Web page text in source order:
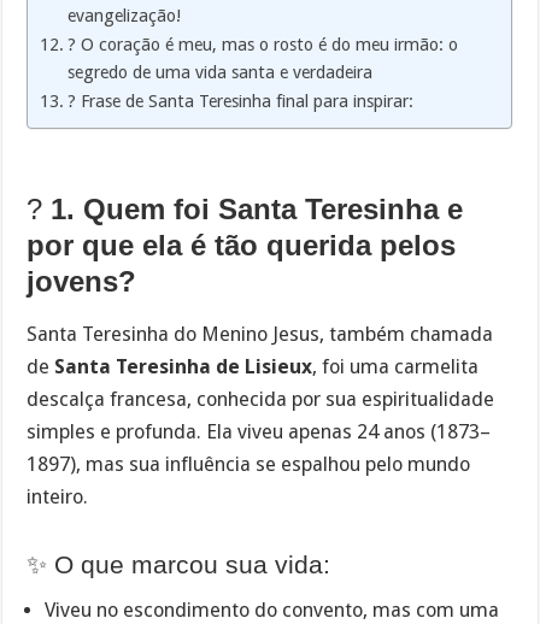
evangelização!
? O coração é meu, mas o rosto é do meu irmão: o
segredo de uma vida santa e verdadeira
? Frase de Santa Teresinha final para inspirar:
? 1. Quem foi Santa Teresinha e
por que ela é tão querida pelos
jovens?
Santa Teresinha do Menino Jesus, também chamada
de Santa Teresinha de Lisieux, foi uma carmelita
descalça francesa, conhecida por sua espiritualidade
simples e profunda. Ela viveu apenas 24 anos (1873–
1897), mas sua influência se espalhou pelo mundo
inteiro.
✨ O que marcou sua vida:
Viveu no escondimento do convento, mas com uma